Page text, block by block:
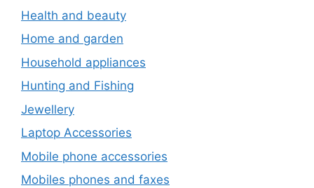
Health and beauty
Home and garden
Household appliances
Hunting and Fishing
Jewellery
Laptop Accessories
Mobile phone accessories
Mobiles phones and faxes